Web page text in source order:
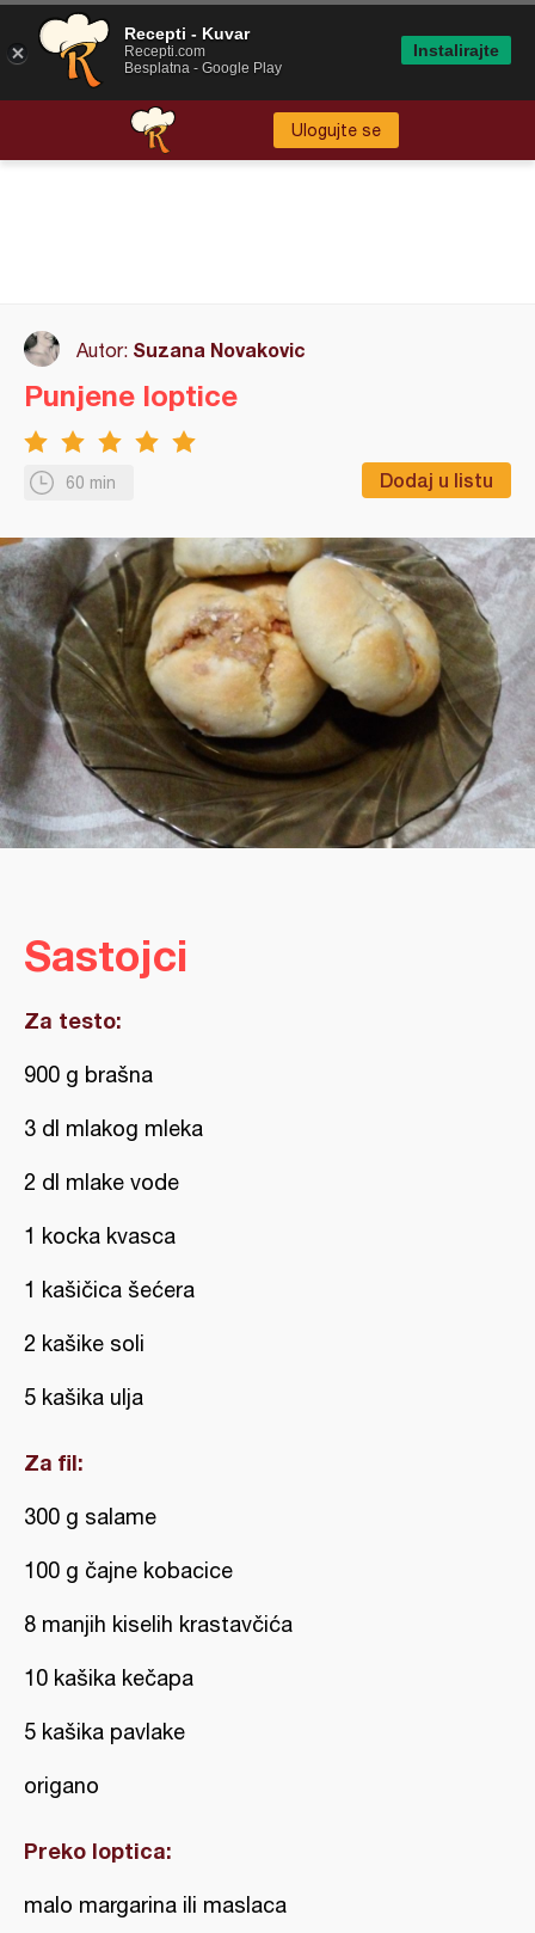
Ulogujte se
Autor: Suzana Novakovic
60 min Dodaj u listu
Punjene loptice
Sastojci
Za testo:
900 g brašna
3 dl mlakog mleka
2 dl mlake vode
1 kocka kvasca
1 kašičica šećera
2 kašike soli
5 kašika ulja
Za fil:
300 g salame
100 g čajne kobacice
8 manjih kiselih krastavčića
10 kašika kečapa
5 kašika pavlake
origano
Preko loptica:
malo margarina ili maslaca
Recepti - Kuvar
Recepti.com
Besplatna - Google Play
Instalirajte